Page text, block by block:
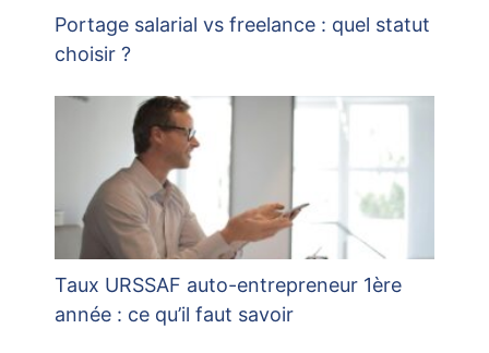
Portage salarial vs freelance : quel statut
choisir ?
Taux URSSAF auto-entrepreneur 1ère
année : ce qu’il faut savoir